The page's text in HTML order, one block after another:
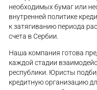
необходимых бумаг или
внутренней политике
к затягиванию периода
счета в Сербии.
Наша компания готова
каждой стадии
республики. Юристы
кредитную организацию